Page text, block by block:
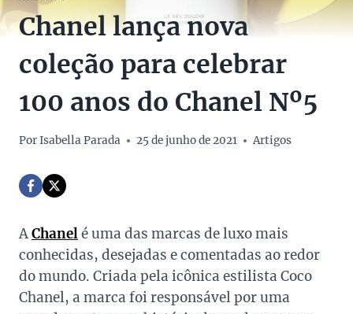
Chanel lança nova
coleção para celebrar
100 anos do Chanel Nº5
PorIsabella Parada 25 de junho de 2021 Artigos
AChanelé uma das marcas de luxo mais
conhecidas, desejadas e comentadas ao redor
do mundo. Criada pela icônica estilista Coco
Chanel, a marca foi responsável por uma